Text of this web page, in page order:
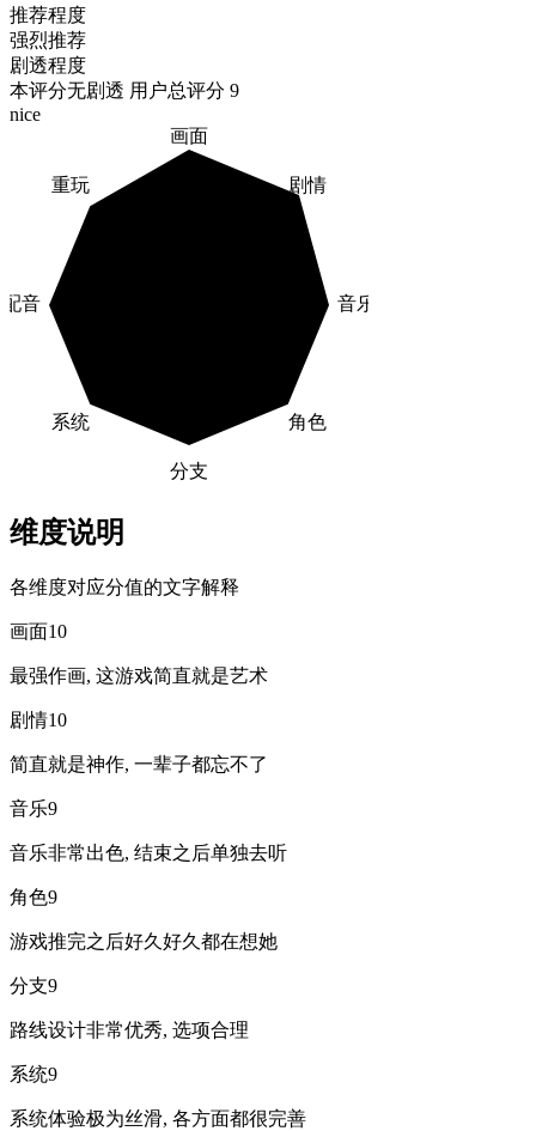
推荐程度
强烈推荐
剧透程度
本评分无剧透 用户总评分 9
nice
画面
剧情
音乐
角色
分支
系统
配音
重玩
维度说明
各维度对应分值的文字解释
画面10
最强作画, 这游戏简直就是艺术
剧情10
简直就是神作, 一辈子都忘不了
音乐9
音乐非常出色, 结束之后单独去听
角色9
游戏推完之后好久好久都在想她
分支9
路线设计非常优秀, 选项合理
系统9
系统体验极为丝滑, 各方面都很完善